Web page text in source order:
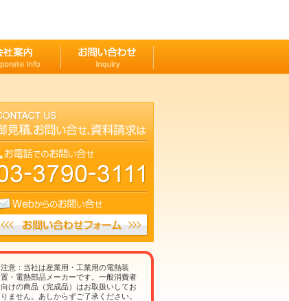
注意：当社は産業用・工業用の電熱装
置・電熱部品メーカーです。一般消費者
向けの商品（完成品）はお取扱いしてお
りません。あしからずご了承ください。